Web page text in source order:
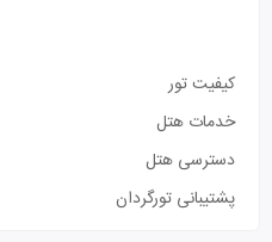
کیفیت تور
خدمات هتل
دسترسی هتل
پشتیبانی تورگردان